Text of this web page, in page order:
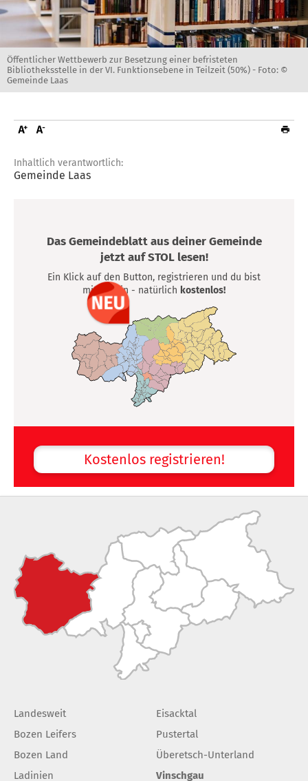
Öffentlicher Wettbewerb zur Besetzung einer befristeten
Bibliotheksstelle in der VI. Funktionsebene in Teilzeit (50%) - Foto: ©
Gemeinde Laas
Inhaltlich verantwortlich:
Gemeinde Laas
Das Gemeindeblatt aus deiner Gemeinde
jetzt auf STOL lesen!
Ein Klick auf den Button, registrieren und du bist
mittendrin - natürlich kostenlos!
Kostenlos registrieren!
Landesweit
Bozen Leifers
Bozen Land
Ladinien
Eisacktal
Pustertal
Überetsch-Unterland
Vinschgau